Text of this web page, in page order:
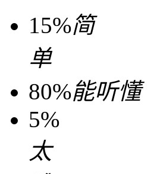
15%简
单
80%能听懂
5%
太